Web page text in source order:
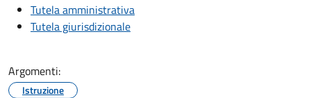
Tutela amministrativa
Tutela giurisdizionale
Argomenti:
Istruzione